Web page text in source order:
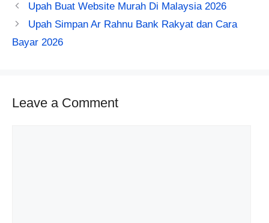
Upah Buat Website​ Murah Di Malaysia 2026
Upah Simpan Ar Rahnu Bank Rakyat dan Cara
Bayar 2026
Leave a Comment